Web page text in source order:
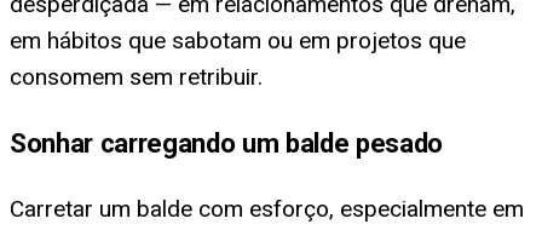
em hábitos que sabotam ou em projetos que
consomem sem retribuir.
Sonhar carregando um balde pesado
Carretar um balde com esforço, especialmente em